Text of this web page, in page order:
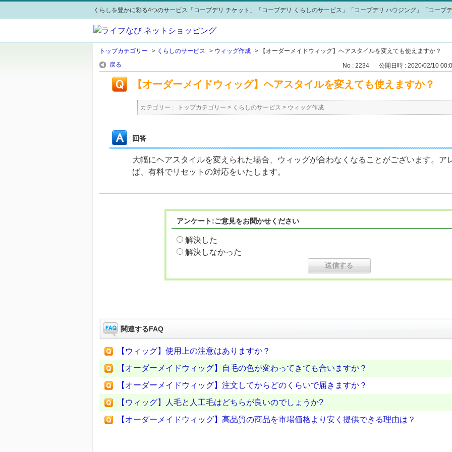
くらしを豊かに彩る4つのサービス「コープデリ チケット」「コープデリ くらしのサービス」「コープデリ ハウジング」「コープ
トップカテゴリー > くらしのサービス > ウィッグ作成 >
【オーダーメイドウィッグ】ヘアスタイルを変えても使えますか？
戻る
No : 2234 公開日時 : 2020/02/10
【オーダーメイドウィッグ】ヘアスタイルを変えても使えますか？
カテゴリー : トップカテゴリー > くらしのサービス > ウィッグ作成
回答
大幅にヘアスタイルを変えられた場合、ウィッグが合わなくなることがございます。ア
ば、有料でリセットの対応をいたします。
アンケート:ご意見をお聞かせください
解決した
解決しなかった
関連するFAQ
【ウィッグ】使用上の注意はありますか？
【オーダーメイドウィッグ】自毛の色が変わってきても合いますか？
【オーダーメイドウィッグ】注文してからどのくらいで届きますか？
【ウィッグ】人毛と人工毛はどちらが良いのでしょうか?
【オーダーメイドウィッグ】高品質の商品を市場価格より安く提供できる理由は？